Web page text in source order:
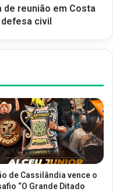
de reunião em Costa
civil
de Cassilândia vence o
“O Grande Ditado